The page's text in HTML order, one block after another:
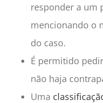
responder a um
mencionando o
do caso.
É permitido
não haja
Uma